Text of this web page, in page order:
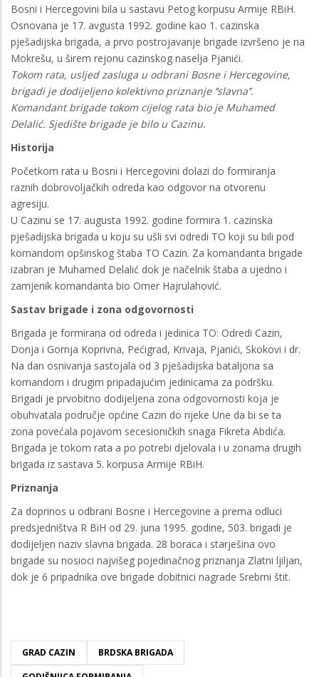
Bosni i Hercegovini bila u sastavu Petog korpusu Armije RBiH.
Osnovana je 17. avgusta 1992. godine kao 1. cazinska
pješadijska brigada, a prvo postrojavanje brigade izvršeno je na
Mokrešu, u širem rejonu cazinskog naselja Pjanići.
Tokom rata, usljed zasluga u odbrani Bosne i Hercegovine,
brigadi je dodijeljeno kolektivno priznanje ‘’slavna’’.
Komandant brigade tokom cijelog rata bio je Muhamed
Delalić. Sjedište brigade je bilo u Cazinu.
Historija
Početkom rata u Bosni i Hercegovini dolazi do formiranja
raznih dobrovoljačkih odreda kao odgovor na otvorenu
agresiju.
U Cazinu se 17. augusta 1992. godine formira 1. cazinska
pješadijska brigada u koju su ušli svi odredi TO koji su bili pod
komandom opšinskog štaba TO Cazin. Za komandanta brigade
izabran je Muhamed Delalić dok je načelnik štaba a ujedno i
zamjenik komandanta bio Omer Hajrulahović.
Sastav brigade i zona odgovornosti
Brigada je formirana od odreda i jedinica TO: Odredi Cazin,
Donja i Gornja Koprivna, Pećigrad, Krivaja, Pjanići, Skokovi i dr.
Na dan osnivanja sastojala od 3 pješadijska bataljona sa
komandom i drugim pripadajućim jedinicama za podršku.
Brigadi je prvobitno dodijeljena zona odgovornosti koja je
obuhvatala područje općine Cazin do rijeke Une da bi se ta
zona povećala pojavom secesioničkih snaga Fikreta Abdića.
Brigada je tokom rata a po potrebi djelovala i u zonama drugih
brigada iz sastava 5. korpusa Armije RBiH.
Priznanja
Za doprinos u odbrani Bosne i Hercegovine a prema odluci
predsjedništva R BiH od 29. juna 1995. godine, 503. brigadi je
dodijeljen naziv slavna brigada. 28 boraca i starješina ovo
brigade su nosioci najvišeg pojedinačnog priznanja Zlatni ljiljan,
dok je 6 pripadnika ove brigade dobitnici nagrade Srebrni štit.
GRAD CAZIN
BRDSKA BRIGADA